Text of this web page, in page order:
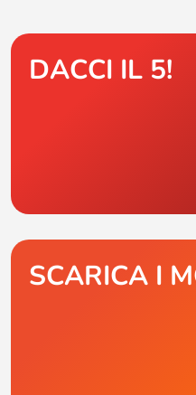
DACCI IL 5!
SCARICA I